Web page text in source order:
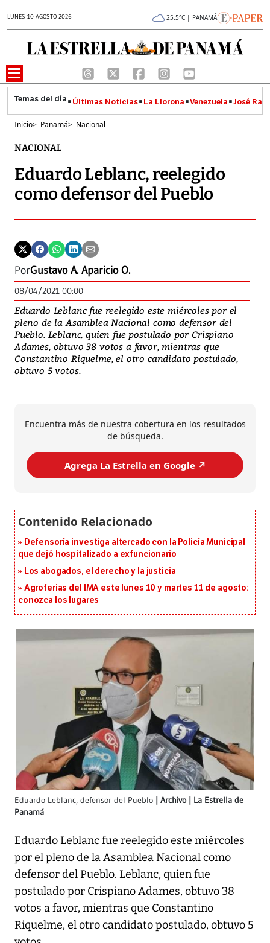
LUNES 10 AGOSTO 2026 25.5°C | PANAMÁ
Últimas Noticias La Llorona Venezuela José
Inicio> Panamá> Nacional
NACIONAL
Eduardo Leblanc, reelegido
como defensor del Pueblo
PorGustavo A. Aparicio O.
08/04/2021 00:00
Eduardo Leblanc fue reelegido este miércoles por el
pleno de la Asamblea Nacional como defensor del
Pueblo. Leblanc, quien fue postulado por Crispiano
Adames, obtuvo 38 votos a favor, mientras que
Constantino Riquelme, el otro candidato postulado,
obtuvo 5 votos.
Encuentra más de nuestra cobertura en los resultados
de búsqueda.
Agrega La Estrella en Google ↗️
Defensoría investiga altercado con la Policía Municipal
que dejó hospitalizado a exfuncionario
Los abogados, el derecho y la justicia
Agroferias del IMA este lunes 10 y martes 11 de agosto:
conozca los lugares
Eduardo Leblanc, defensor del Pueblo
Archivo | La Estrella de
Panamá
Eduardo Leblanc fue reelegido este miércoles
por el pleno de la Asamblea Nacional como
defensor del Pueblo. Leblanc, quien fue
postulado por Crispiano Adames, obtuvo 38
votos a favor, mientras que Constantino
Riquelme, el otro candidato postulado, obtuvo 5